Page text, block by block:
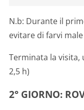
N.b: Durante il
evitare di farvi
Terminata la visita,
2,5 h)
2° GIORNO: